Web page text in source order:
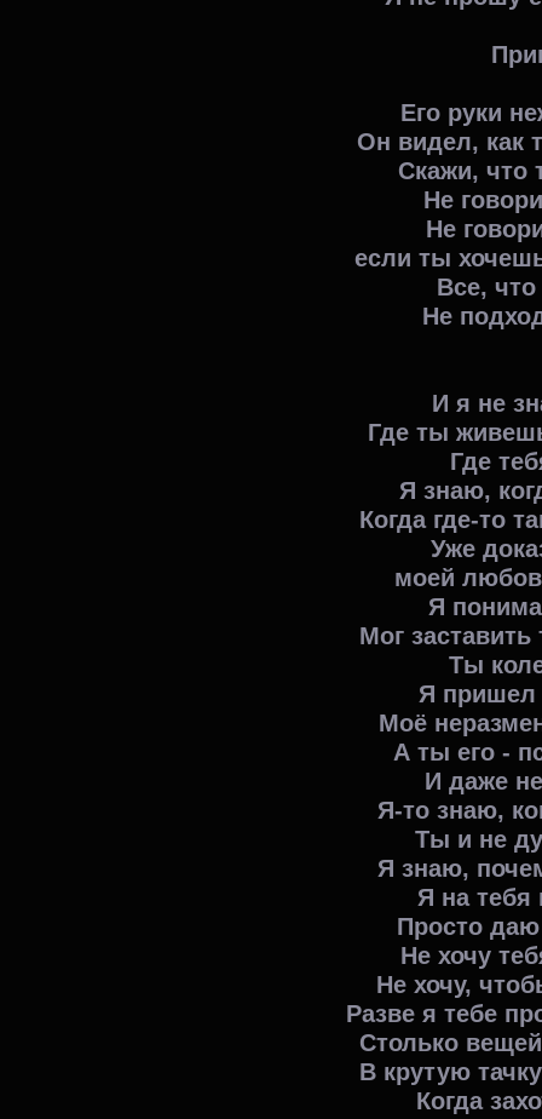
Его руки
Он видел, как
Скажи, что
Не
Не
если ты
Все,
Не
И я не
Где ты
Где
Я знаю,
Когда где-то
Уже
моей
Я
Мог
Ты
Я пришел
Моё
А ты его -
И даже
Я-то знаю,
Ты и не
Я знаю,
Я на
Просто даю
Не хочу
Не хочу,
Разве я тебе
Столько
В крутую
Когда